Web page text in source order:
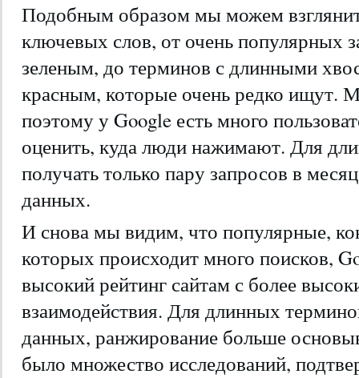
Подобным образом мы можем
ключевых слов, от очень популярных
зеленым, до терминов с длинными
красным, которые очень редко ищут.
поэтому у Google есть много
оценить, куда люди нажимают. Для
получать только пару запросов в
данных.
И снова мы видим, что популярные,
которых происходит много поисков,
высокий рейтинг сайтам с более
взаимодействия. Для длинных
данных, ранжирование больше
было множество исследований,